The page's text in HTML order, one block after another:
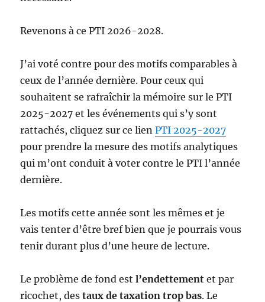
Revenons à ce PTI 2026-2028.
J’ai voté contre pour des motifs comparables à
ceux de l’année dernière. Pour ceux qui
souhaitent se rafraîchir la mémoire sur le PTI
2025-2027 et les événements qui s’y sont
rattachés, cliquez sur ce lienPTI 2025-2027
pour prendre la mesure des motifs analytiques
qui m’ont conduit à voter contre le PTI l’année
dernière.
Les motifs cette année sont les mêmes et je
vais tenter d’être bref bien que je pourrais vous
tenir durant plus d’une heure de lecture.
Le problème de fond estl’endettement et par
ricochet, destaux de taxation trop bas. Le